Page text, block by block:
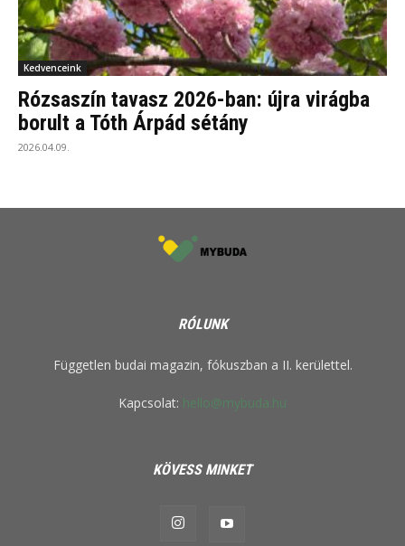
Kedvenceink
Rózsaszín tavasz 2026-ban: újra virágba
borult a Tóth Árpád sétány
2026.04.09.
RÓLUNK
Független budai magazin, fókuszban a II. kerülettel.
Kapcsolat: hello@mybuda.hu
KÖVESS MINKET